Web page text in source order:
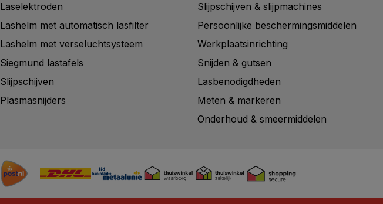
Laselektroden
Lashelm met automatisch lasfilter
Lashelm met verseluchtsysteem
Siegmund lastafels
Slijpschijven
Plasmasnijders
Slijpschijven & slijpmachines
Persoonlijke beschermingsmiddelen
Werkplaatsinrichting
Snijden & gutsen
Lasbenodigdheden
Meten & markeren
Onderhoud & smeermiddelen